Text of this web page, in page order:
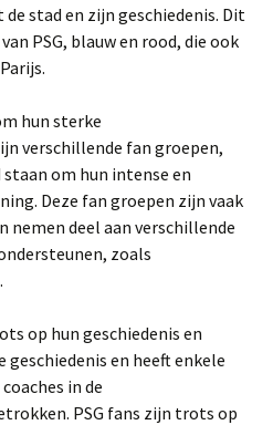
stad en zijn geschiedenis. Dit
PSG, blauw en rood, die ook
hun sterke
verschillende fan groepen,
om hun intense en
Deze fan groepen zijn vaak
nemen deel aan verschillende
zoals
op hun geschiedenis en
geschiedenis en heeft enkele
in de
PSG fans zijn trots op